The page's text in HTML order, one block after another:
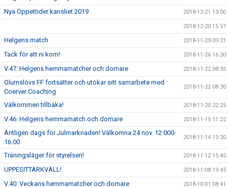
Nya Öppettider kansliet 2019 2018-12-21 13:00
2018-12-20 15:57
Helgens match 2018-11-29 09:21
Tack för att ni kom! 2018-11-26 16:30
V.47: Helgens hemmamatcher och domare 2018-11-22 08:35
Glumslövs FF fortsätter och utökar sitt samarbete med
Coerver Coaching
2018-11-22 08:30
Välkommen tillbaka! 2018-11-20 22:25
V.46: Helgens hemmamatch och domare 2018-11-15 11:22
Äntligen dags för Julmarknaden! Välkomna 24 nov. 12.000-
16.00
2018-11-14 13:30
Träningsläger för styrelsen! 2018-11-12 15:45
UPPESITTARKVÄLL! 2018-11-08 19:45
V.40: Veckans hemmamatcher och domare 2018-10-01 08:41